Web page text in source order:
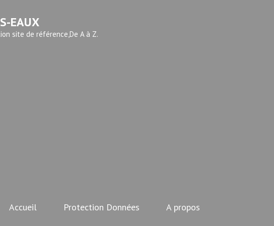
EAUX
site de référence,De A à Z.
Accueil Protection Données A propos